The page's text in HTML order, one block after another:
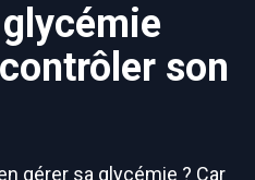
son
gérer sa glycémie ? Car